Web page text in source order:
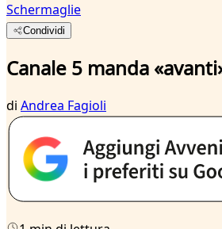
Schermaglie
Condividi
Canale 5 manda
di Andrea Fagioli